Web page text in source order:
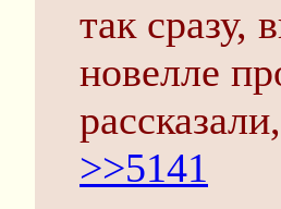
так сразу,
новелле
>>5141